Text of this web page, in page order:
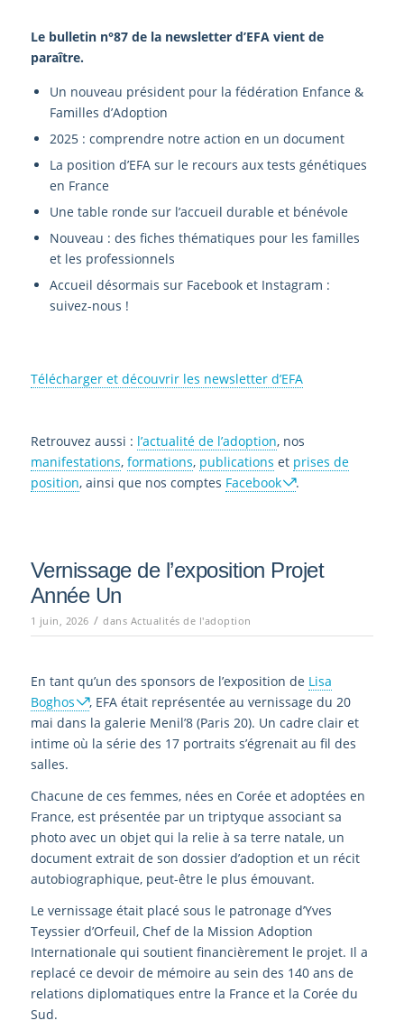
Le bulletin n°87 de la newsletter d’EFA vient de
paraître.
Un nouveau président pour la fédération Enfance &
Familles d’Adoption
2025 : comprendre notre action en un document
La position d’EFA sur le recours aux tests génétiques
en France
Une table ronde sur l’accueil durable et bénévole
Nouveau : des fiches thématiques pour les familles
et les professionnels
Accueil désormais sur Facebook et Instagram :
suivez-nous !
Télécharger et découvrir les newsletter d’EFA
Retrouvez aussi : l’actualité de l’adoption, nos
manifestations, formations, publications et prises de
position, ainsi que nos comptes Facebook .
Vernissage de l’exposition Projet
Année Un
1 juin, 2026 / dans Actualités de l'adoption
En tant qu’un des sponsors de l’exposition de Lisa
Boghos
, EFA était représentée au vernissage du 20
mai dans la galerie Menil’8 (Paris 20). Un cadre clair et
intime où la série des 17 portraits s’égrenait au fil des
salles.
Chacune de ces femmes, nées en Corée et adoptées en
France, est présentée par un triptyque associant sa
photo avec un objet qui la relie à sa terre natale, un
document extrait de son dossier d’adoption et un récit
autobiographique, peut-être le plus émouvant.
Le vernissage était placé sous le patronage d’Yves
Teyssier d’Orfeuil, Chef de la Mission Adoption
Internationale qui soutient financièrement le projet. Il a
replacé ce devoir de mémoire au sein des 140 ans de
relations diplomatiques entre la France et la Corée du
Sud.